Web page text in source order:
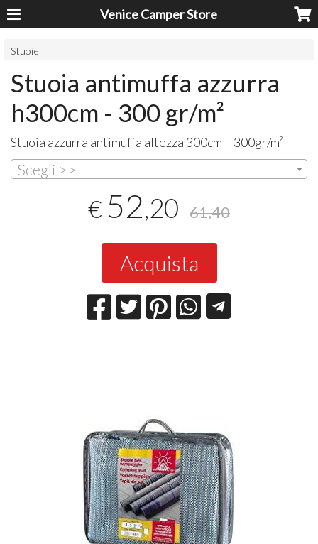
Venice Camper Store
Stuoie
Stuoia antimuffa azzurra
h300cm - 300 gr/m²
Stuoia azzurra antimuffa altezza 300cm – 300gr/m²
Scegli >>
€ 52,20 61,40
Acquista